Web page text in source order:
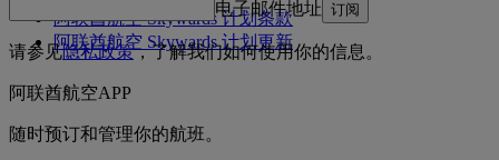
阿联酋航空 Skywards 计划条款
阿联酋航空 Skywards 计划更新
电子邮件地址 订阅
请参见隐私政策，了解我们如何使用你的信息。
阿联酋航空APP
随时预订和管理你的航班。